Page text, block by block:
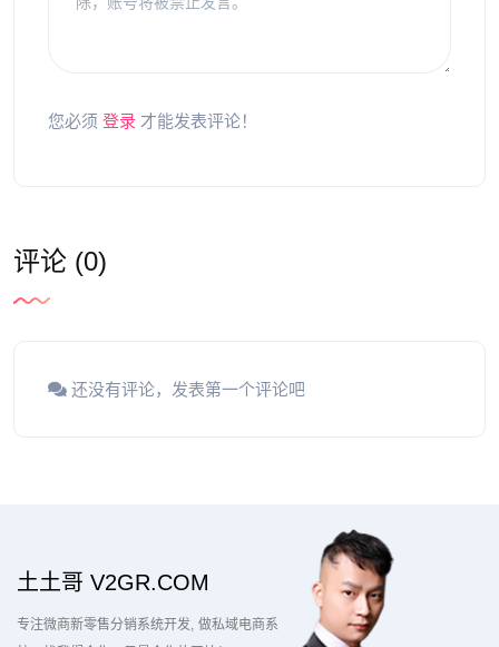
您必须 登录 才能发表评论！
评论 (0)
还没有评论，发表第一个评论吧
土土哥 V2GR.COM
专注微商新零售分销系统开发 做私域电商系